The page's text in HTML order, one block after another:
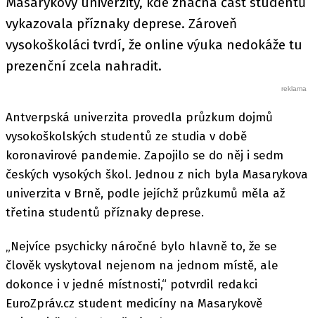
vykazovala příznaky deprese. Zároveň
vysokoškoláci tvrdí, že online výuka nedokáže tu
prezenční zcela nahradit.
Antverpská univerzita provedla průzkum dojmů
vysokoškolských studentů ze studia v době
koronavirové pandemie. Zapojilo se do něj i sedm
českých vysokých škol. Jednou z nich byla Masarykova
univerzita v Brně, podle jejíchž průzkumů měla až
třetina studentů příznaky deprese.
„Nejvíce psychicky náročné bylo hlavně to, že se
člověk vyskytoval nejenom na jednom místě, ale
dokonce i v jedné místnosti,“ potvrdil redakci
EuroZpráv.cz student medicíny na Masarykově